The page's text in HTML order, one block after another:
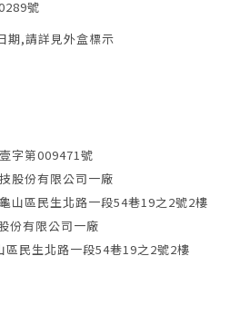
號
期,請詳見外盒標示
字第009471號
股份有限公司一廠
山區民生北路一段54巷19之2號2樓
份有限公司一廠
民生北路一段54巷19之2號2樓